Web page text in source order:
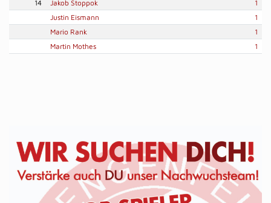
14
Jakob Stoppok
1
Justin Eismann
1
Mario Rank
1
Martin Mothes
1